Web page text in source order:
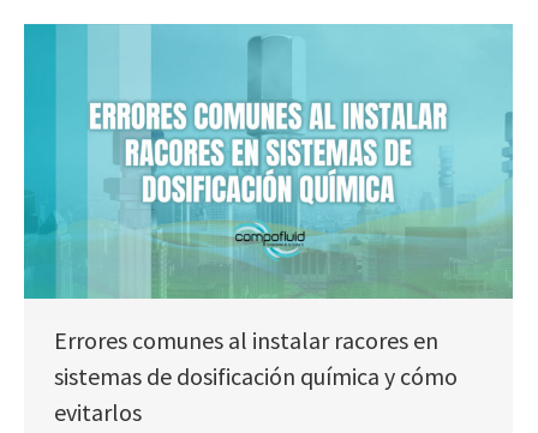
Errores comunes al instalar racores en
sistemas de dosificación química y cómo
evitarlos